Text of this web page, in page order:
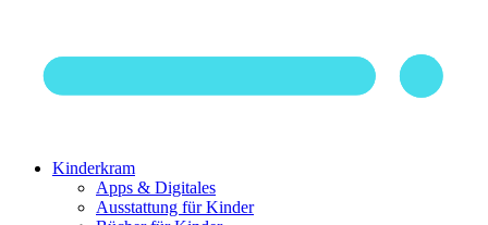
Kinderkram
Apps & Digitales
Ausstattung für Kinder